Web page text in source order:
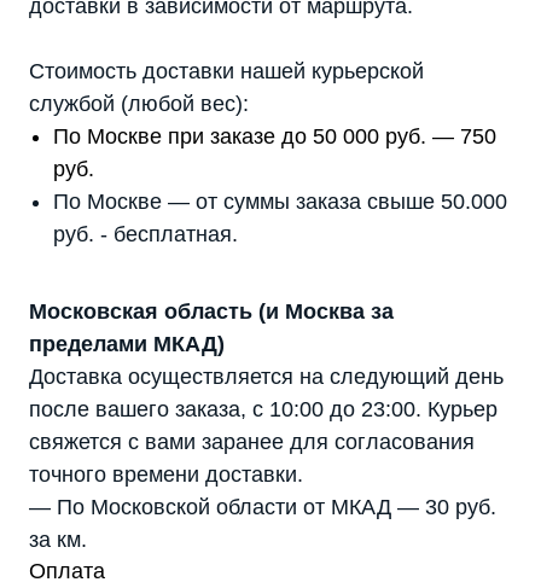
доставки в зависимости от маршрута.
Стоимость доставки нашей курьерской
службой (любой вес):
По Москве при заказе до 50 000 руб. — 750
руб.
По Москве — от суммы заказа свыше 50.000
руб. - бесплатная.
Московская область (и Москва за
пределами МКАД)
Доставка осуществляется на следующий день
после вашего заказа, с 10:00 до 23:00. Курьер
свяжется с вами заранее для согласования
точного времени доставки.
— По Московской области от МКАД — 30 руб.
за км.
Оплата